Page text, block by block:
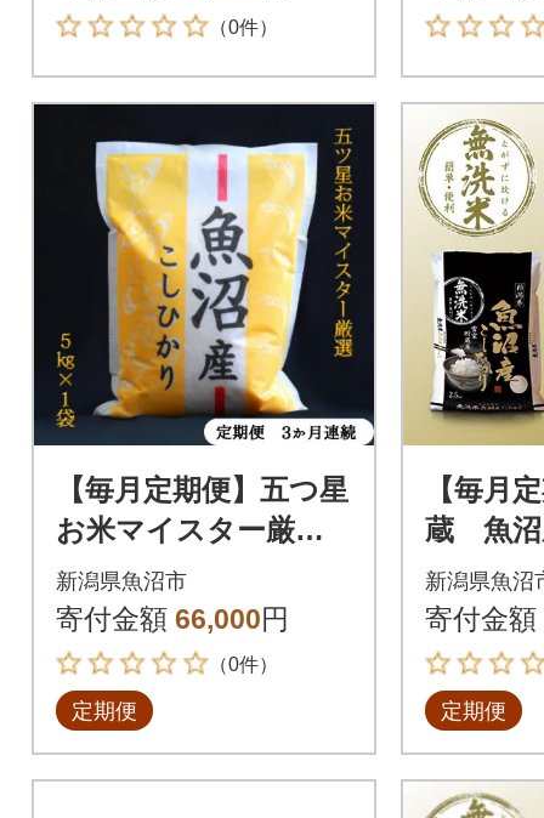
（0件）
【毎月定期便】五つ星
お米マイスター厳選
無洗米北魚沼産コシヒ
カリ5kg全3回
新潟県魚沼市
寄付金額 66,000円
（0件）
定期便
【毎月
蔵 魚沼
り無洗
全12回
新潟県魚沼
寄付金額
定期便